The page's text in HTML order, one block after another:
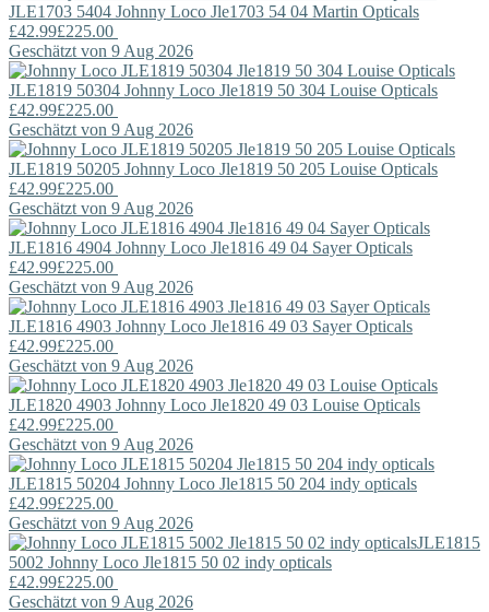
JLE1703 5404 Johnny Loco Jle1703 54 04 Martin Opticals
£42.99£225.00
Geschätzt von 9 Aug 2026
JLE1819 50304 Johnny Loco Jle1819 50 304 Louise Opticals
£42.99£225.00
Geschätzt von 9 Aug 2026
JLE1819 50205 Johnny Loco Jle1819 50 205 Louise Opticals
£42.99£225.00
Geschätzt von 9 Aug 2026
JLE1816 4904 Johnny Loco Jle1816 49 04 Sayer Opticals
£42.99£225.00
Geschätzt von 9 Aug 2026
JLE1816 4903 Johnny Loco Jle1816 49 03 Sayer Opticals
£42.99£225.00
Geschätzt von 9 Aug 2026
JLE1820 4903 Johnny Loco Jle1820 49 03 Louise Opticals
£42.99£225.00
Geschätzt von 9 Aug 2026
JLE1815 50204 Johnny Loco Jle1815 50 204 indy opticals
£42.99£225.00
Geschätzt von 9 Aug 2026
JLE1815
5002 Johnny Loco Jle1815 50 02 indy opticals
£42.99£225.00
Geschätzt von 9 Aug 2026